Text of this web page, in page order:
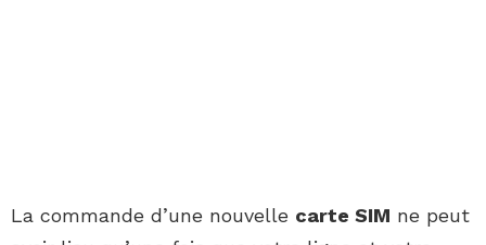
La commande d’une nouvelle carte SIM ne peut